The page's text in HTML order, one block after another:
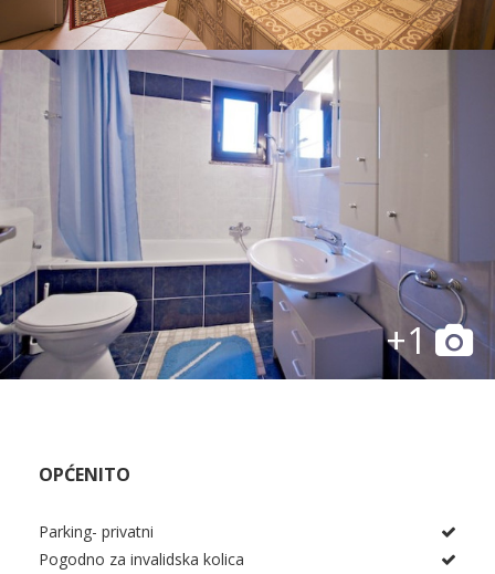
+1
OPĆENITO
Parking- privatni
Pogodno za invalidska kolica